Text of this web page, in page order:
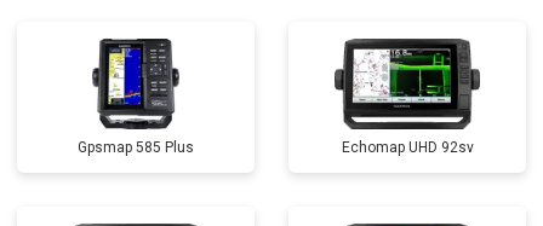
Gpsmap 585 Plus Echomap UHD 92sv